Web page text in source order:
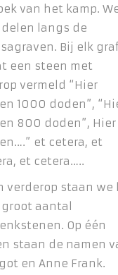
van het kamp.
langs de
Bij elk
een steen met
vermeld “Hier
1000 doden”,
800 doden”, Hier
et cetera, et
et cetera…..
verderop staan we
groot aantal
Op één
staan de namen
en Anne Frank.